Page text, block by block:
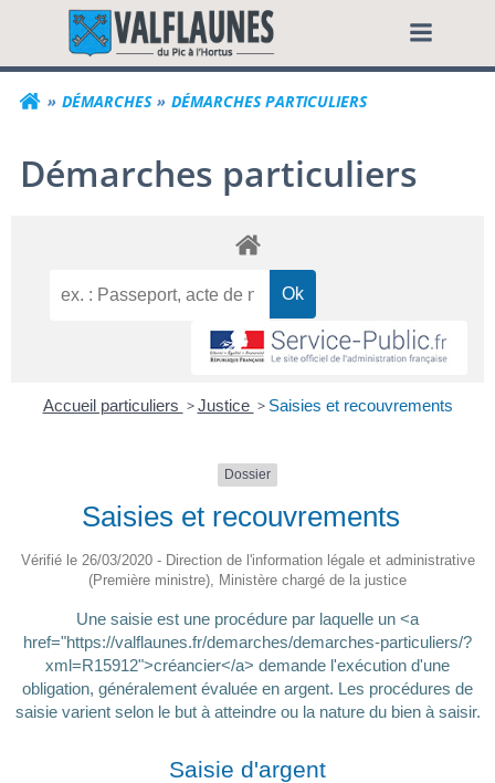
contenuCommune de
DÉMARCHES DÉMARCHES PARTICULIERS
Démarches particuliers
Accueil particuliers > Justice > Saisies et recouvrements
Dossier
Saisies et recouvrements
Vérifié le 26/03/2020 - Direction de l'information légale et administrative
(Première ministre), Ministère chargé de la justice
Une saisie est une procédure par laquelle un <a
href="https://valflaunes.fr/demarches/demarches-particuliers/?
xml=R15912">créancier</a> demande l'exécution d'une
obligation, généralement évaluée en argent. Les procédures de
saisie varient selon le but à atteindre ou la nature du bien à saisir.
Saisie d'argent